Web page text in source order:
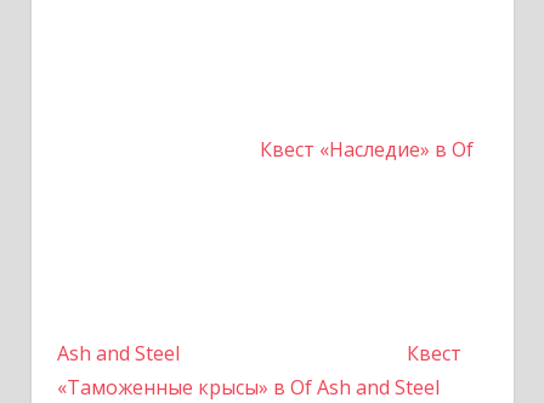
Квест «Наследие» в Of
Ash and Steel
Квест
«Таможенные крысы» в Of Ash and Steel